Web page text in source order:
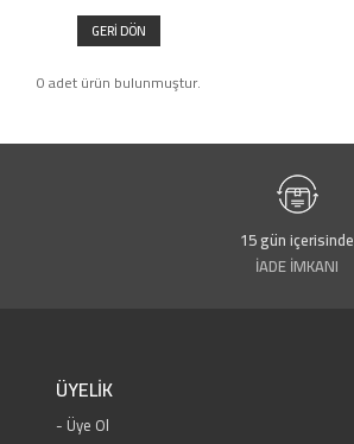
GERI DÖN
0 adet ürün bulunmuştur.
15 gün içerisinde
İADE İMKANI
ÜYELİK
Üye Ol